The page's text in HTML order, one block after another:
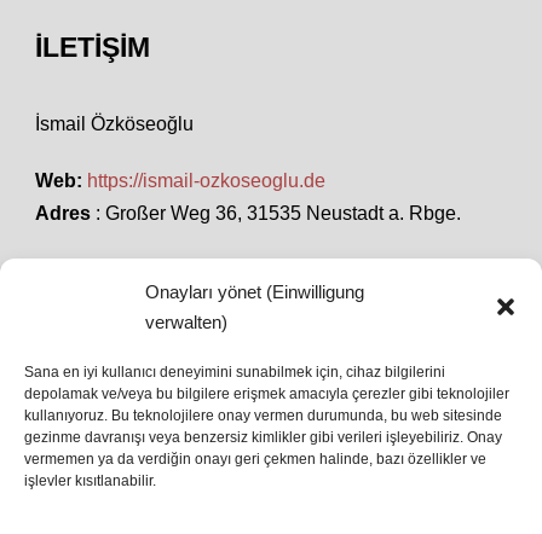
Onayları yönet (Einwilligung
verwalten)
Sana en iyi kullanıcı deneyimini sunabilmek için, cihaz bilgilerini
depolamak ve/veya bu bilgilere erişmek amacıyla çerezler gibi teknolojiler
kullanıyoruz. Bu teknolojilere onay vermen durumunda, bu web sitesinde
gezinme davranışı veya benzersiz kimlikler gibi verileri işleyebiliriz. Onay
vermemen ya da verdiğin onayı geri çekmen halinde, bazı özellikler ve
işlevler kısıtlanabilir.
İLETIŞIM
İsmail Özköseoğlu
Web: https://ismail-ozkoseoglu.de
Adres : Großer Weg 36, 31535 Neustadt a. Rbge.
SON HABERLER
İstanbul’da Avrupa Ligi Finali: Freiburg ve Aston
Villa Boğaz’da Tarih Yazmaya Hazırlanıyor
08 May 2026